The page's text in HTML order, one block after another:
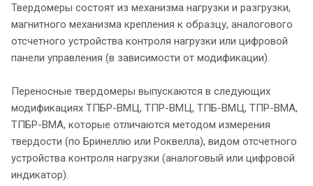
Твердомеры состоят из механизма нагрузки и разгрузки,
магнитного механизма крепления к образцу, аналогового
отсчетного устройства контроля нагрузки или цифровой
панели управления (в зависимости от модификации).
Переносные твердомеры выпускаются в следующих
модификациях ТПБР-ВМЦ, ТПР-ВМЦ, ТПБ-ВМЦ, ТПР-ВМА,
ТПБР-ВМА, которые отличаются методом измерения
твердости (по Бринеллю или Роквелла), видом отсчетного
устройства контроля нагрузки (аналоговый или цифровой
индикатор).